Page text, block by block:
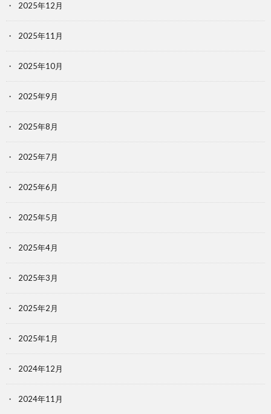
2025年12月
2025年11月
2025年10月
2025年9月
2025年8月
2025年7月
2025年6月
2025年5月
2025年4月
2025年3月
2025年2月
2025年1月
2024年12月
2024年11月